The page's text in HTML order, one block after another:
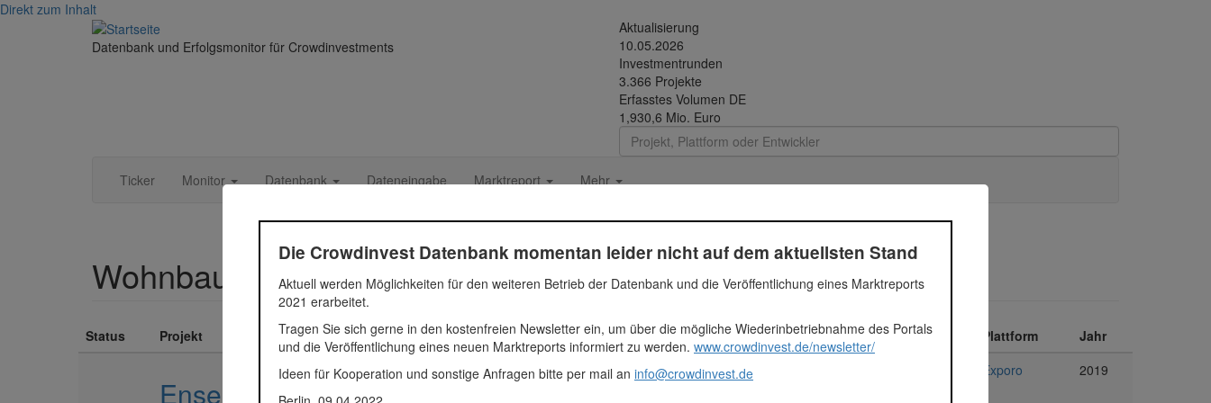
Direkt zum Inhalt
Datenbank und Erfolgsmonitor für Crowdinvestments
Aktualisierung
10.05.2026
Investmentrunden
3.366 Projekte
Erfasstes Volumen DE
1,930,6 Mio. Euro
Ticker Monitor Datenbank Dateneingabe Marktreport Mehr
Wohnbau Projektentwicklung WK Fürth GmbH
Status Projekt Fundingsumme Segment Plattform Jahr
Ensemble Richard-Wagner-Str. II
695.724 Euro
Exporo 2019
Die Crowdinvest Datenbank momentan leider nicht auf dem aktuellsten Stand
Aktuell werden Möglichkeiten für den weiteren Betrieb der Datenbank und die Veröffentlichung eines Marktreports
2021 erarbeitet.
Tragen Sie sich gerne in den kostenfreien Newsletter ein, um über die mögliche Wiederinbetriebnahme des Portals
und die Veröffentlichung eines neuen Marktreports informiert zu werden. www.crowdinvest.de/newsletter/
Ideen für Kooperation und sonstige Anfragen bitte per mail an info@crowdinvest.de